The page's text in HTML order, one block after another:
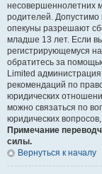
несовершеннолетних
родителей. Допустимо
опекуны разрешают
младше 13 лет. Если
регистрирующемуся
обратитесь за
Limited
рекомендаций по
юридических
можно связаться по
юридических
Примечание
силы.
Вернуться к началу